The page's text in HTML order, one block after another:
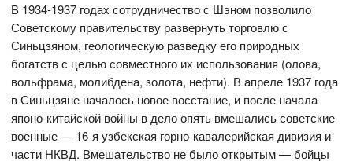
В 1934-1937 годах сотрудничество с Шэном позволило
Советскому правительству развернуть торговлю с
Синьцзяном, геологическую разведку его природных
богатств с целью совместного их использования (олова,
вольфрама, молибдена, золота, нефти). В апреле 1937 года
в Синьцзяне началось новое восстание, и после начала
японо-китайской войны в дело опять вмешались советские
военные — 16-я узбекская горно-кавалерийская дивизия и
части НКВД. Вмешательство не было открытым — бойцы